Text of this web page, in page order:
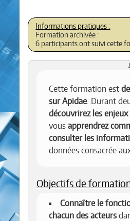
Formation archivée :
6 participants ont suivi cette
Cette formation est
sur Apidae. Durant
découvrirez les
vous apprendrez
consulter les
données consacrée
Objectifs de
Connaître le
chacun des acteurs